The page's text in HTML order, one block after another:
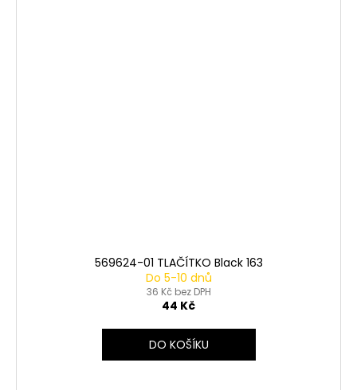
569624-01 TLAČÍTKO Black 163
Do 5-10 dnů
36 Kč bez DPH
44 Kč
DO KOŠÍKU